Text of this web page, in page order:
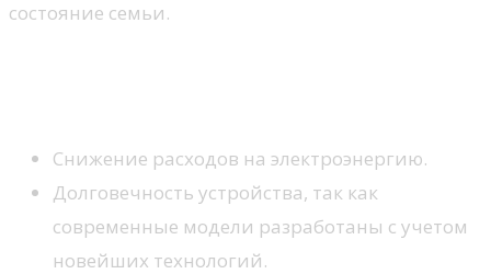
состояние семьи.
Снижение расходов на электроэнергию.
Долговечность устройства, так как
современные модели разработаны с учетом
новейших технологий.